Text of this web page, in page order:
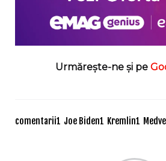
Urmărește-ne și pe
comentarii1 Joe Biden1 Kremlin1